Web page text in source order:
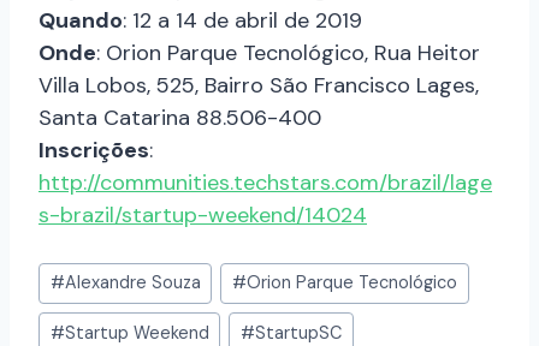
Quando: 12 a 14 de abril de 2019
Onde: Orion Parque Tecnológico, Rua Heitor
Villa Lobos, 525, Bairro São Francisco Lages,
Santa Catarina 88.506-400
Inscrições:
http://communities.techstars.com/brazil/lage
s-brazil/startup-weekend/14024
#Alexandre Souza #Orion Parque Tecnológico
#Startup Weekend #StartupSC